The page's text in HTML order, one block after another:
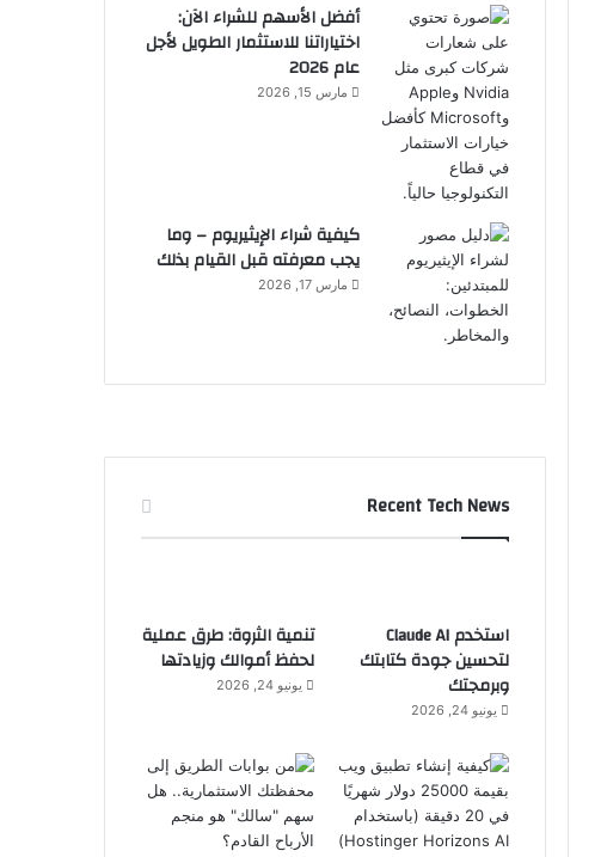
أفضل الأسهم للشراء الآن:
اختياراتنا للاستثمار الطويل لأجل
عام 2026
مارس 15, 2026
كيفية شراء الإيثيريوم – وما
يجب معرفته قبل القيام بذلك
مارس 17, 2026
Recent Tech News
استخدم Claude AI
لتحسين جودة كتابتك
وبرمجتك
يونيو 24, 2026
تنمية الثروة: طرق عملية
لحفظ أموالك وزيادتها
يونيو 24, 2026